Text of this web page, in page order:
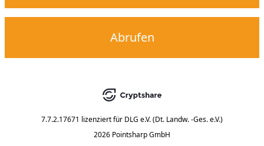
Abrufen
7.7.2.17671 lizenziert für DLG e.V. (Dt. Landw. -Ges. e.V.)
2026 Pointsharp GmbH